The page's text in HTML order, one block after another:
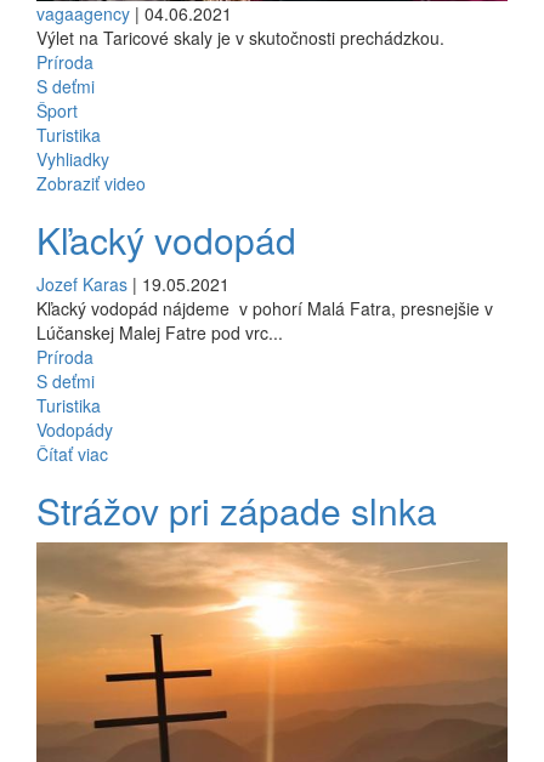
vagaagency | 04.06.2021
Výlet na Taricové skaly je v skutočnosti prechádzkou.
Príroda
S deťmi
Šport
Turistika
Vyhliadky
Zobraziť video
Kľacký vodopád
Jozef Karas | 19.05.2021
Kľacký vodopád nájdeme v pohorí Malá Fatra, presnejšie v
Lúčanskej Malej Fatre pod vrc...
Príroda
S deťmi
Turistika
Vodopády
Čítať viac
Strážov pri západe slnka